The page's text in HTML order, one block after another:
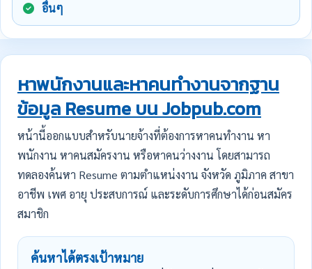
อื่นๆ
หาพนักงานและหาคนทำงานจากฐาน
ข้อมูล Resume บน Jobpub.com
หน้านี้ออกแบบสำหรับนายจ้างที่ต้องการหาคนทำงาน หา
พนักงาน หาคนสมัครงาน หรือหาคนว่างงาน โดยสามารถ
ทดลองค้นหา Resume ตามตำแหน่งงาน จังหวัด ภูมิภาค สาขา
อาชีพ เพศ อายุ ประสบการณ์ และระดับการศึกษาได้ก่อนสมัคร
สมาชิก
ค้นหาได้ตรงเป้าหมาย